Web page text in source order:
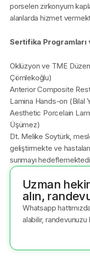
porselen zirkonyum
alanlarda hizmet
Sertifika Programları
Oklüzyon ve TME
Çömlekoğlu)
Anterior Composite
Lamina Hands-on (Bilal
Aesthetic Porcelain
Üşümez)
Dt. Melike Soytürk,
geliştirmekte ve
sunmayı
Uzman
alın,
Whatsapp
alabilir, randevunuzu